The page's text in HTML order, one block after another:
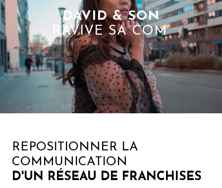
DAVID & SON
RAVIVE SA COM’
REPOSITIONNER LA
COMMUNICATION
D'UN RÉSEAU DE FRANCHISES